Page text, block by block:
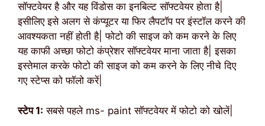
सॉफ्टवेयर है और यह विंडोस का इनबिल्ट सॉफ्टवेयर होता है|
इसीलिए इसे अलग से कंप्यूटर या फिर लैपटॉप पर इंस्टॉल करने की
आवश्यकता नहीं होती है| फोटो की साइज को कम करने के लिए
यह काफी अच्छा फोटो कंप्रेशर सॉफ्टवेयर माना जाता है| इसका
इस्तेमाल करके फोटो की साइज को कम करने के लिए नीचे दिए
गए स्टेप्स को फॉलो करें|
स्टेप 1: सबसे पहले ms- paint सॉफ्टवेयर में फोटो को खोलें|